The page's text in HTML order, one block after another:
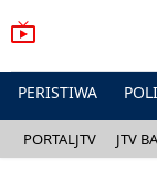
PERISTIWA
PORTALJTV JTV